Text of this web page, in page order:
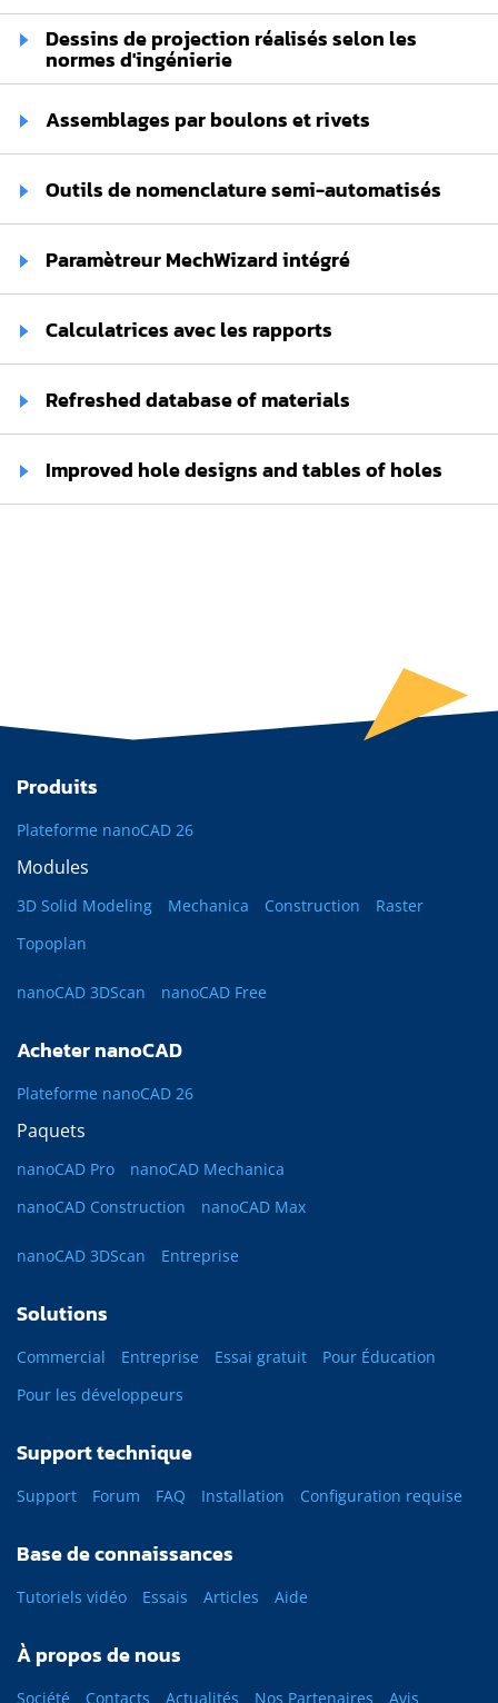
Dessins de projection réalisés selon les
normes d'ingénierie
Assemblages par boulons et rivets
Outils de nomenclature semi-automatisés
Paramètreur MechWizard intégré
Calculatrices avec les rapports
Refreshed database of materials
Improved hole designs and tables of holes
Produits
Plateforme nanoCAD 26
Modules
3D Solid Modeling Mechanica Construction
Raster
Topoplan
nanoCAD 3DScan nanoCAD Free
Acheter nanoCAD
Plateforme nanoCAD 26
Paquets
nanoCAD Pro
nanoCAD Mechanica
nanoCAD Construction
nanoCAD Max
nanoCAD 3DScan Entreprise
Solutions
Commercial Entreprise Essai gratuit
Pour Éducation
Pour les développeurs
Support technique
Support Forum FAQ Installation Configuration requise
Base de connaissances
Tutoriels vidéo Essais Articles Aide
À propos de nous
Société Contacts Actualités Nos Partenaires Avis